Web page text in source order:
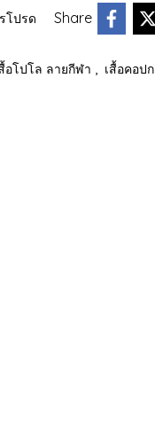
โปรด Share
อโปโล ลายกีฬา เสื้อคอป